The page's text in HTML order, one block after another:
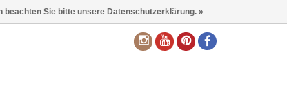
DE
beachten Sie bitte unsere Datenschutzerklärung. »